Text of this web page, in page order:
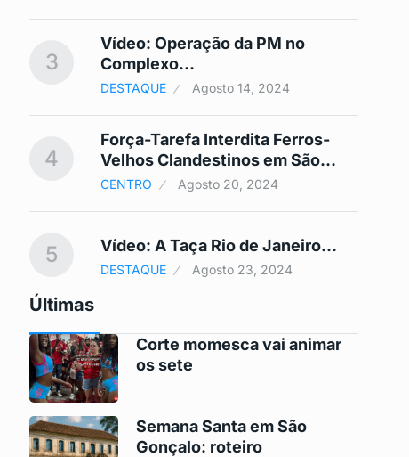
3
Vídeo: Operação da PM no
Complexo…
DESTAQUE Agosto 14, 2024
4
Força-Tarefa Interdita Ferros-
Velhos Clandestinos em São…
CENTRO Agosto 20, 2024
5 Vídeo: A Taça Rio de Janeiro…
DESTAQUE Agosto 23, 2024
Últimas
Corte momesca vai animar
os sete
Semana Santa em São
Gonçalo: roteiro